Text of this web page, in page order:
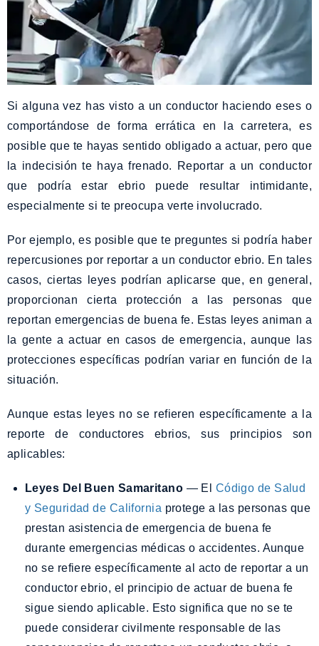
Si alguna vez has visto a un conductor haciendo eses o
comportándose de forma errática en la carretera, es
posible que te hayas sentido obligado a actuar, pero que
la indecisión te haya frenado. Reportar a un conductor
que podría estar ebrio puede resultar intimidante,
especialmente si te preocupa verte involucrado.
Por ejemplo, es posible que te preguntes si podría haber
repercusiones por reportar a un conductor ebrio. En tales
casos, ciertas leyes podrían aplicarse que, en general,
proporcionan cierta protección a las personas que
reportan emergencias de buena fe. Estas leyes animan a
la gente a actuar en casos de emergencia, aunque las
protecciones específicas podrían variar en función de la
situación.
Aunque estas leyes no se refieren específicamente a la
reporte de conductores ebrios, sus principios son
aplicables:
Leyes Del Buen Samaritano — El Código de Salud
y Seguridad de California protege a las personas que
prestan asistencia de emergencia de buena fe
durante emergencias médicas o accidentes. Aunque
no se refiere específicamente al acto de reportar a un
conductor ebrio, el principio de actuar de buena fe
sigue siendo aplicable. Esto significa que no se te
puede considerar civilmente responsable de las